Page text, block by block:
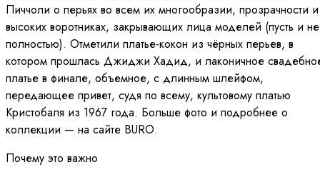
Пиччоли о перьях во всем их многообразии, прозрачности и
высоких воротниках, закрывающих лица моделей (пусть и не
полностью). Отметили платье-кокон из чёрных перьев, в
котором прошлась Джиджи Хадид, и лаконичное
платье в финале, объемное, с длинным шлейфом,
передающее привет, судя по всему, культовому платью
Кристобаля из 1967 года. Больше фото и подробнее о
коллекции — на сайте BURO.
Почему это важно